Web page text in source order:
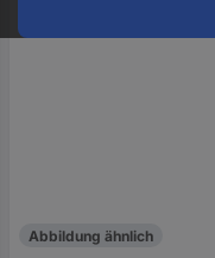
Abbildung ähnlich